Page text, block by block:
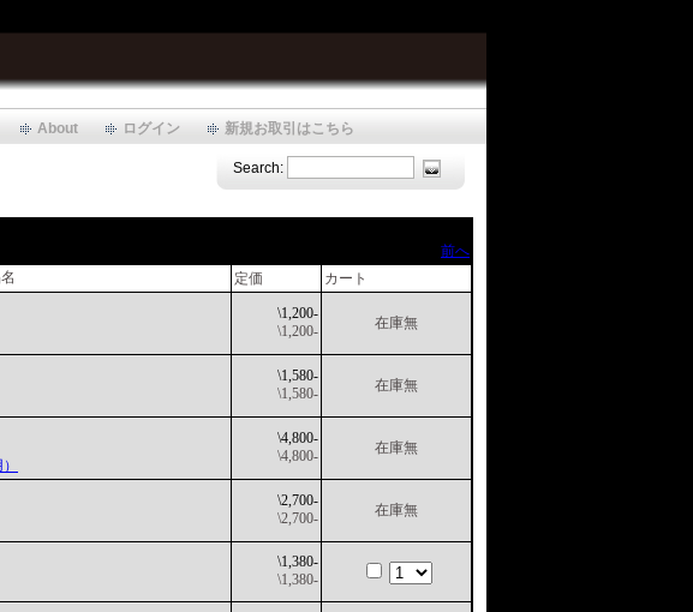
About ログイン 新規お取引はこちら
Search:
前へ
定価
カート
\1,200-
\1,200-
在庫無
\1,580-
\1,580-
在庫無
\4,800-
\4,800-
在庫無
\2,700-
\2,700-
在庫無
\1,380-
\1,380-